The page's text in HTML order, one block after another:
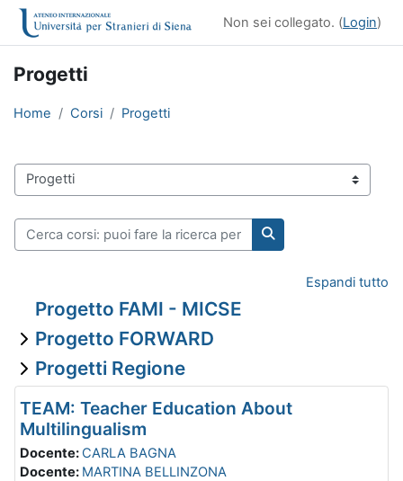
Vai al contenuto principale
Non sei collegato. (Login)
Progetti
Home Corsi Progetti
Categorie di corso
Cerca corsi: puoi fare la ricerca per insegnamento o per
Cerca corsi: puoi
Espandi tutto
Progetto FAMI - MICSE
Progetto FORWARD
Progetti Regione
TEAM: Teacher Education About
Multilingualism
Docente: CARLA BAGNA
Docente: MARTINA BELLINZONA